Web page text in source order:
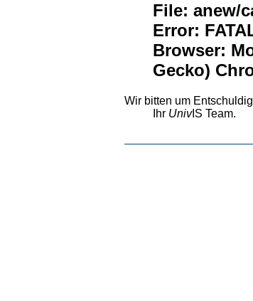
File: anew/
Error:
Browser:
Gecko)
Wir bitten um
Ihr UnivIS Team.